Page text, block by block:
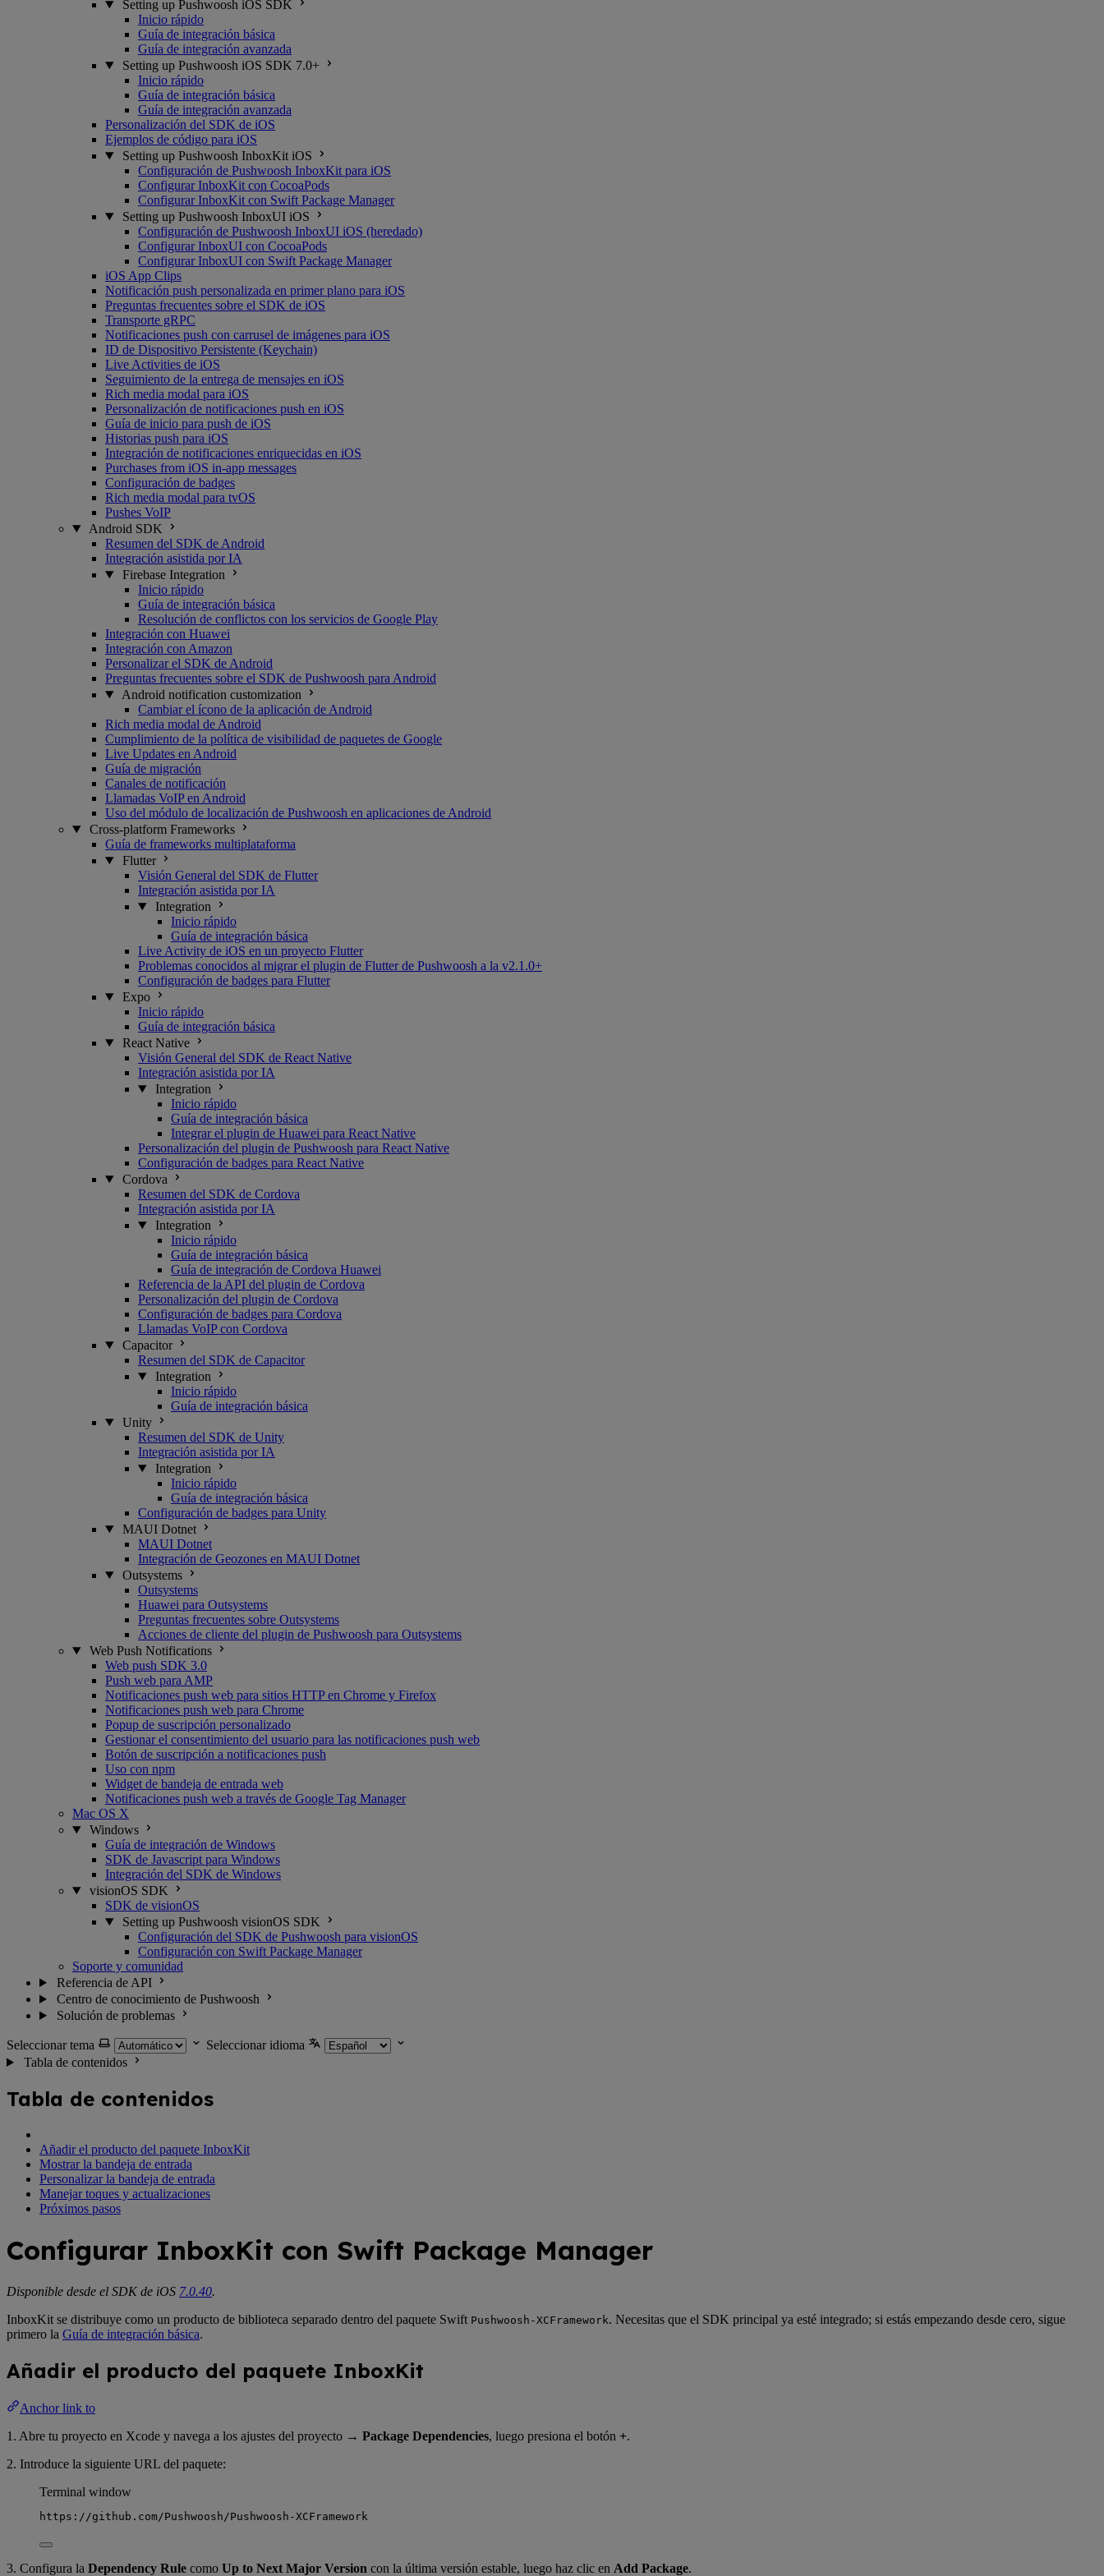
Setting up Pushwoosh iOS SDK
Inicio rápido
Guía de integración básica
Guía de integración avanzada
Setting up Pushwoosh iOS SDK 7.0+
Inicio rápido
Guía de integración básica
Guía de integración avanzada
Personalización del SDK de iOS
Ejemplos de código para iOS
Setting up Pushwoosh InboxKit iOS
Configuración de Pushwoosh InboxKit para iOS
Configurar InboxKit con CocoaPods
Configurar InboxKit con Swift Package Manager
Setting up Pushwoosh InboxUI iOS
Configuración de Pushwoosh InboxUI iOS (heredado)
Configurar InboxUI con CocoaPods
Configurar InboxUI con Swift Package Manager
iOS App Clips
Notificación push personalizada en primer plano para iOS
Preguntas frecuentes sobre el SDK de iOS
Transporte gRPC
Notificaciones push con carrusel de imágenes para iOS
ID de Dispositivo Persistente (Keychain)
Live Activities de iOS
Seguimiento de la entrega de mensajes en iOS
Rich media modal para iOS
Personalización de notificaciones push en iOS
Guía de inicio para push de iOS
Historias push para iOS
Integración de notificaciones enriquecidas en iOS
Purchases from iOS in-app messages
Configuración de badges
Rich media modal para tvOS
Pushes VoIP
Android SDK
Resumen del SDK de Android
Integración asistida por IA
Firebase Integration
Inicio rápido
Guía de integración básica
Resolución de conflictos con los servicios de Google Play
Integración con Huawei
Integración con Amazon
Personalizar el SDK de Android
Preguntas frecuentes sobre el SDK de Pushwoosh para Android
Android notification customization
Cambiar el ícono de la aplicación de Android
Rich media modal de Android
Cumplimiento de la política de visibilidad de paquetes de Google
Live Updates en Android
Guía de migración
Canales de notificación
Llamadas VoIP en Android
Uso del módulo de localización de Pushwoosh en aplicaciones de Android
Cross-platform Frameworks
Guía de frameworks multiplataforma
Flutter
Visión General del SDK de Flutter
Integración asistida por IA
Integration
Inicio rápido
Guía de integración básica
Live Activity de iOS en un proyecto Flutter
Problemas conocidos al migrar el plugin de Flutter de Pushwoosh a la v2.1.0+
Configuración de badges para Flutter
Expo
Inicio rápido
Guía de integración básica
React Native
Visión General del SDK de React Native
Integración asistida por IA
Integration
Inicio rápido
Guía de integración básica
Integrar el plugin de Huawei para React Native
Personalización del plugin de Pushwoosh para React Native
Configuración de badges para React Native
Cordova
Resumen del SDK de Cordova
Integración asistida por IA
Integration
Inicio rápido
Guía de integración básica
Guía de integración de Cordova Huawei
Referencia de la API del plugin de Cordova
Personalización del plugin de Cordova
Configuración de badges para Cordova
Llamadas VoIP con Cordova
Capacitor
Resumen del SDK de Capacitor
Integration
Inicio rápido
Guía de integración básica
Unity
Resumen del SDK de Unity
Integración asistida por IA
Integration
Inicio rápido
Guía de integración básica
Configuración de badges para Unity
MAUI Dotnet
MAUI Dotnet
Integración de Geozones en MAUI Dotnet
Outsystems
Outsystems
Huawei para Outsystems
Preguntas frecuentes sobre Outsystems
Acciones de cliente del plugin de Pushwoosh para Outsystems
Web Push Notifications
Web push SDK 3.0
Push web para AMP
Notificaciones push web para sitios HTTP en Chrome y Firefox
Notificaciones push web para Chrome
Popup de suscripción personalizado
Gestionar el consentimiento del usuario para las notificaciones push web
Botón de suscripción a notificaciones push
Uso con npm
Widget de bandeja de entrada web
Notificaciones push web a través de Google Tag Manager
Mac OS X
Windows
Guía de integración de Windows
SDK de Javascript para Windows
Integración del SDK de Windows
visionOS SDK
SDK de visionOS
Setting up Pushwoosh visionOS SDK
Configuración del SDK de Pushwoosh para visionOS
Configuración con Swift Package Manager
Soporte y comunidad
Referencia de API
Centro de conocimiento de Pushwoosh
Solución de problemas
Seleccionar tema
Seleccionar idioma
Tabla de contenidos
Tabla de contenidos
Añadir el producto del paquete InboxKit
Mostrar la bandeja de entrada
Personalizar la bandeja de entrada
Manejar toques y actualizaciones
Próximos pasos
Configurar InboxKit con Swift Package Manager
Disponible desde el SDK de iOS 7.0.40.
InboxKit se distribuye como un producto de biblioteca separado dentro del paquete Swift Pushwoosh-XCFramework. Necesitas que el SDK principal ya esté integrado; si estás empezando desde cero, sigue
primero la Guía de integración básica.
Añadir el producto del paquete InboxKit
Anchor link to
1. Abre tu proyecto en Xcode y navega a los ajustes del proyecto → Package Dependencies, luego presiona el botón +.
2. Introduce la siguiente URL del paquete:
Terminal window
https://github.com/Pushwoosh/Pushwoosh-XCFramework
3. Configura la Dependency Rule como Up to Next Major Version con la última versión estable, luego haz clic en Add Package.